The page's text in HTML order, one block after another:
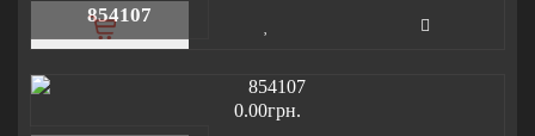
854107
0.00грн.